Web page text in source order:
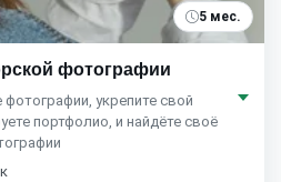
5 мес.
фотографии
укрепите свой
портфолио, и найдёте своё